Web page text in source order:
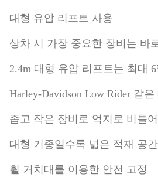
대형 유압 리프트 사용
상차 시 가장 중요한 장비는 바
2.4m 대형 유압 리프트는 최대
Harley-Davidson Low Rider 같
좁고 작은 장비로 억지로 비틀
대형 기종일수록 넓은 적재 공
휠 거치대를 이용한 안전 고정